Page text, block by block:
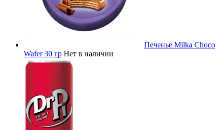
Печенье Milka Choco
Wafer 30 гр Нет в наличии